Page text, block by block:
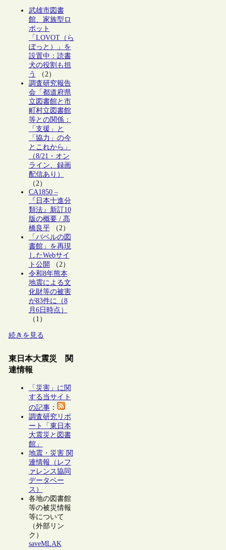
武雄市図書
館、家族型ロ
ボット
「LOVOT（ら
ぼっと）」を
設置中：読書
犬の役割も担
う
（2）
調査研究報告
会「都道府県
立図書館と市
町村立図書館
等との関係：
「支援」と
「協力」の今
とこれから」
（8/21・オン
ライン、録画
配信あり）
（2）
CA1850 –
『日本十進分
類法』新訂10
版の概要 / 髙
橋良平（2）
「バベルの図
書館」を再現
したWebサイ
ト公開
（2）
令和8年熊本
地震による文
化財等の被害
が83件に（8
月6日時点）
（1）
続きを見る
東日本大震災 関
連情報
「災害」に関
する当サイト
の記事：
調査研究リポ
ート「東日本
大震災と図書
館」
地震・災害 関
連情報（レフ
ァレンス協同
データベー
ス）
各地の図書館
等の被災情報
等について
（外部リン
ク）
saveMLAK